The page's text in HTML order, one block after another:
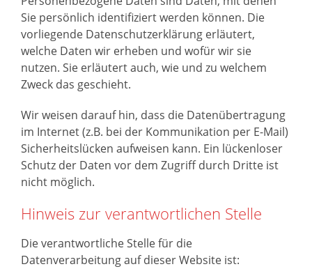
Sie persönlich identifiziert werden können. Die
vorliegende Datenschutzerklärung erläutert,
welche Daten wir erheben und wofür wir sie
nutzen. Sie erläutert auch, wie und zu welchem
Zweck das geschieht.
Wir weisen darauf hin, dass die Datenübertragung
im Internet (z.B. bei der Kommunikation per E-Mail)
Sicherheitslücken aufweisen kann. Ein lückenloser
Schutz der Daten vor dem Zugriff durch Dritte ist
nicht möglich.
Hinweis zur verantwortlichen Stelle
Die verantwortliche Stelle für die
Datenverarbeitung auf dieser Website ist: